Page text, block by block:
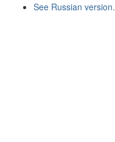
See Russian version.